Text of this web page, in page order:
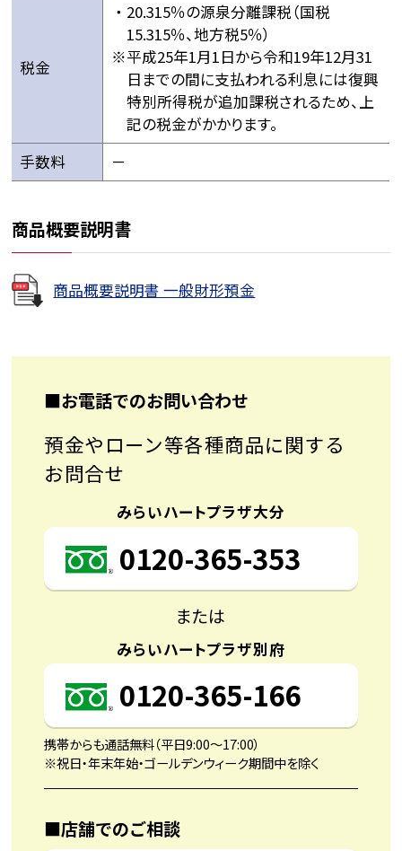
税金
20.315％の源泉分離課税（国税
15.315％、地方税5％）
平成25年1月1日から令和19年12月31
日までの間に支払われる利息には復興
特別所得税が追加課税されるため、上
記の税金がかかります。
手数料
－
商品概要説明書
商品概要説明書 一般財形預金
■お電話でのお問い合わせ
預金やローン等各種商品に関する
お問合せ
みらいハートプラザ大分
0120-365-353
または
みらいハートプラザ別府
0120-365-166
携帯からも通話無料（平日9:00〜17:00）
※祝日・年末年始・ゴールデンウィーク期間中を除く
■店舗でのご相談